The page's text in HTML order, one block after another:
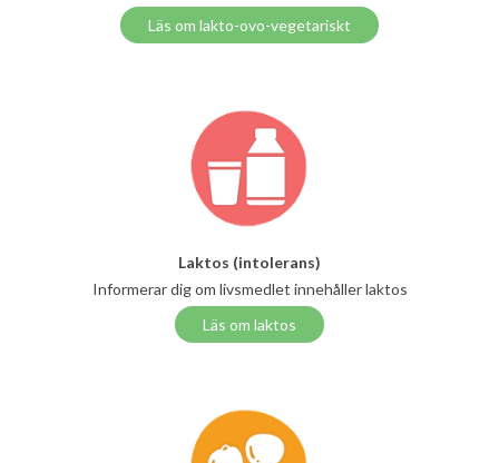
Läs om lakto-ovo-vegetariskt
Laktos (intolerans)
Informerar dig om livsmedlet innehåller laktos
Läs om laktos